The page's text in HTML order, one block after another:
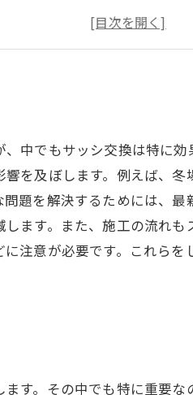
流れを知ってスムーズにリフ
換の注意点：失敗しないた
換で得られる未来の住環境
中でもサッシ交換は特に
を及ぼします。例えば、
題を解決するためには、
ます。また、施工の流れ
注意が必要です。これら
す。その中でも特に重要